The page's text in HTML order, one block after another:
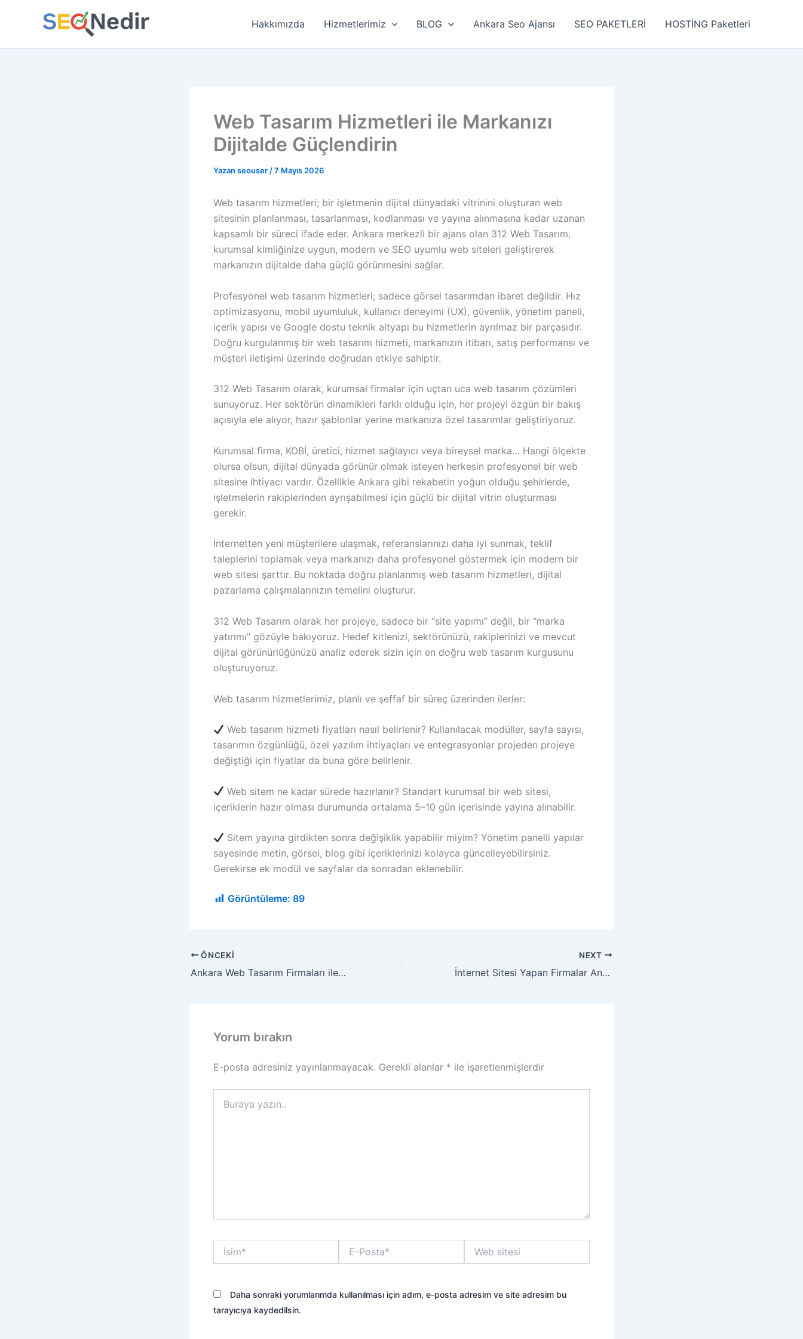
Hakkımızda Hizmetlerimiz BLOG Ankara Seo Ajansı SEO PAKETLERİ HOSTİNG Paketleri
Web Tasarım Hizmetleri ile Markanızı
Dijitalde Güçlendirin
Yazan seouser /7 Mayıs 2026
Web tasarım hizmetleri; bir işletmenin dijital dünyadaki vitrinini oluşturan web
sitesinin planlanması, tasarlanması, kodlanması ve yayına alınmasına kadar uzanan
kapsamlı bir süreci ifade eder. Ankara merkezli bir ajans olan 312 Web Tasarım,
kurumsal kimliğinize uygun, modern ve SEO uyumlu web siteleri geliştirerek
markanızın dijitalde daha güçlü görünmesini sağlar.
Profesyonel web tasarım hizmetleri; sadece görsel tasarımdan ibaret değildir. Hız
optimizasyonu, mobil uyumluluk, kullanıcı deneyimi (UX), güvenlik, yönetim paneli,
içerik yapısı ve Google dostu teknik altyapı bu hizmetlerin ayrılmaz bir parçasıdır.
Doğru kurgulanmış bir web tasarım hizmeti, markanızın itibarı, satış performansı ve
müşteri iletişimi üzerinde doğrudan etkiye sahiptir.
312 Web Tasarım olarak, kurumsal firmalar için uçtan uca web tasarım çözümleri
sunuyoruz. Her sektörün dinamikleri farklı olduğu için, her projeyi özgün bir bakış
açısıyla ele alıyor, hazır şablonlar yerine markanıza özel tasarımlar geliştiriyoruz.
Kurumsal firma, KOBİ, üretici, hizmet sağlayıcı veya bireysel marka… Hangi ölçekte
olursa olsun, dijital dünyada görünür olmak isteyen herkesin profesyonel bir web
sitesine ihtiyacı vardır. Özellikle Ankara gibi rekabetin yoğun olduğu şehirlerde,
işletmelerin rakiplerinden ayrışabilmesi için güçlü bir dijital vitrin oluşturması
gerekir.
İnternetten yeni müşterilere ulaşmak, referanslarınızı daha iyi sunmak, teklif
taleplerini toplamak veya markanızı daha profesyonel göstermek için modern bir
web sitesi şarttır. Bu noktada doğru planlanmış web tasarım hizmetleri, dijital
pazarlama çalışmalarınızın temelini oluşturur.
312 Web Tasarım olarak her projeye, sadece bir “site yapımı” değil, bir “marka
yatırımı” gözüyle bakıyoruz. Hedef kitlenizi, sektörünüzü, rakiplerinizi ve mevcut
dijital görünürlüğünüzü analiz ederek sizin için en doğru web tasarım kurgusunu
oluşturuyoruz.
Web tasarım hizmetlerimiz, planlı ve şeffaf bir süreç üzerinden ilerler:
Web tasarım hizmeti fiyatları nasıl belirlenir? Kullanılacak modüller, sayfa sayısı,
tasarımın özgünlüğü, özel yazılım ihtiyaçları ve entegrasyonlar projeden projeye
değiştiği için fiyatlar da buna göre belirlenir.
Web sitem ne kadar sürede hazırlanır? Standart kurumsal bir web sitesi,
içeriklerin hazır olması durumunda ortalama 5–10 gün içerisinde yayına alınabilir.
Sitem yayına girdikten sonra değişiklik yapabilir miyim? Yönetim panelli yapılar
sayesinde metin, görsel, blog gibi içeriklerinizi kolayca güncelleyebilirsiniz.
Gerekirse ek modül ve sayfalar da sonradan eklenebilir.
Görüntüleme: 89
ÖNCEKI
Ankara Web Tasarım Firmaları ile Dijitalde Güçlü Bir Başlangıç
NEXT
İnternet Sitesi Yapan Firmalar Ankara – Profesyonel Web Tasarım & Yazılım Çözümleri
Yorum bırakın
E-posta adresiniz yayınlanmayacak. Gerekli alanlar * ile işaretlenmişlerdir
yazın..
İsim*
Posta*
sitesi
Daha sonraki yorumlarımda kullanılması için adım, e-posta adresim ve site adresim bu
tarayıcıya kaydedilsin.